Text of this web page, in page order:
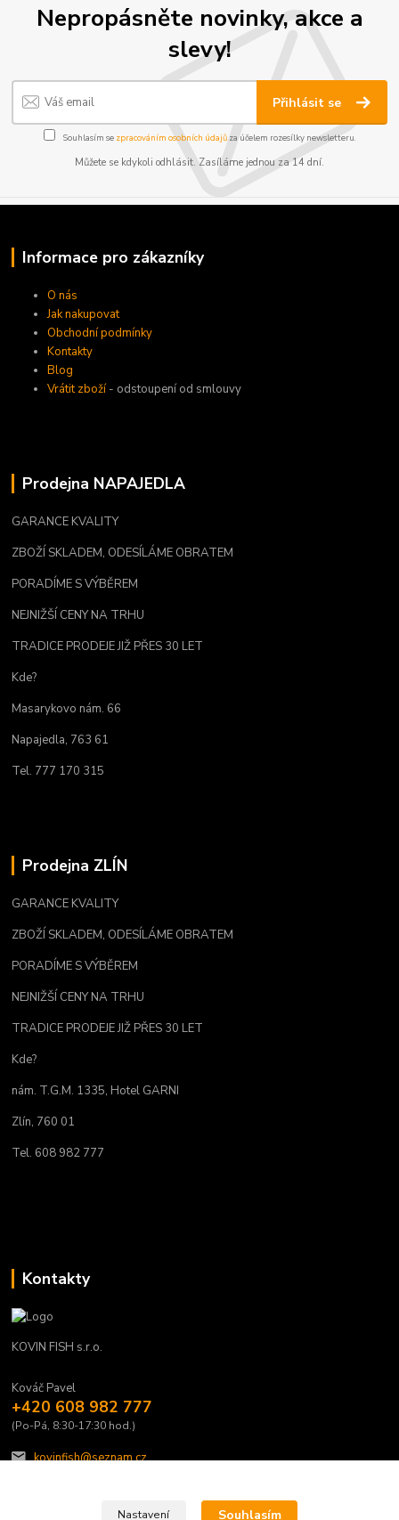
Nepropásněte novinky, akce a
slevy!
Přihlásit se
Souhlasím se zpracováním osobních údajůza účelem rozesílky newsletteru.
Můžete se kdykoli odhlásit. Zasíláme jednou za 14 dní.
Informace pro zákazníky
O nás
Jak nakupovat
Obchodní podmínky
Kontakty
Blog
Vrátit zboží- odstoupení od smlouvy
Prodejna NAPAJEDLA
GARANCE KVALITY
ZBOŽÍ SKLADEM, ODESÍLÁME OBRATEM
PORADÍME S VÝBĚREM
NEJNIŽŠÍ CENY NA TRHU
TRADICE PRODEJE JIŽ PŘES 30 LET
Kde?
Masarykovo nám. 66
Napajedla, 763 61
Tel. 777 170 315
Prodejna ZLÍN
GARANCE KVALITY
ZBOŽÍ SKLADEM, ODESÍLÁME OBRATEM
PORADÍME S VÝBĚREM
NEJNIŽŠÍ CENY NA TRHU
TRADICE PRODEJE JIŽ PŘES 30 LET
Kde?
nám. T.G.M. 1335, Hotel GARNI
Zlín, 760 01
Tel. 608 982 777
Kontakty
KOVIN FISH s.r.o.
Kováč Pavel
+420 608 982 777
(Po-Pá, 8:30-17:30 hod.)
kovinfish@seznam.cz
Nastavení Souhlasím